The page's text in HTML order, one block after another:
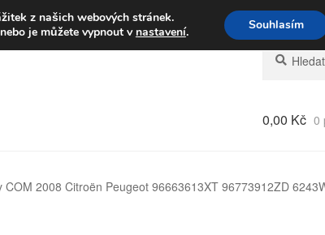
Volejte po-pá 9-16 704 494
Hledat:
Hledat
0,00 Kč 0
COM 2008 Citroën Peugeot 96663613XT 96773912ZD
z našich webových stránek.
je můžete vypnout v nastavení. Souhlasím